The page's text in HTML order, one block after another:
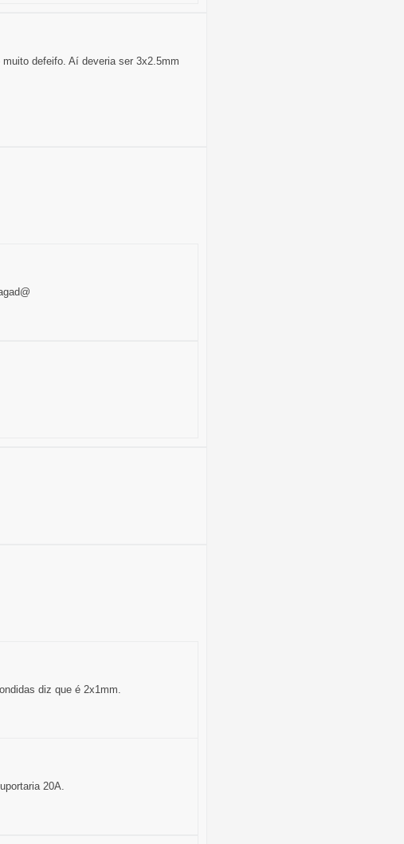
defeifo. Aí deveria ser 3x2.5mm
diz que é 2x1mm.
20A.